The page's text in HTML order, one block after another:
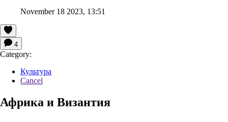
November 18 2023, 13:51
4
Category:
Культура
Cancel
Африка и Византия